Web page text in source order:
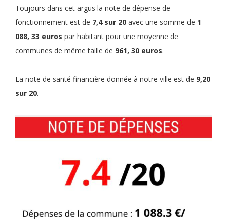
Toujours dans cet argus la note de dépense de
fonctionnement est de 7,4 sur 20 avec une somme de 1
088, 33 euros par habitant pour une moyenne de
communes de même taille de 961, 30 euros.
La note de santé financière donnée à notre ville est de 9,20
sur 20.